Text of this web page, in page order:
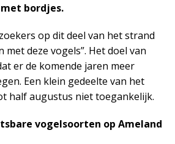
bordjes.
op dit deel van het strand
deze vogels”. Het doel van
er de komende jaren meer
Een klein gedeelte van het
half augustus niet toegankelijk.
vogelsoorten op Ameland